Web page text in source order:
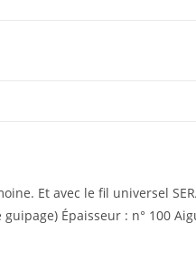
Et avec le fil universel
Épaisseur : n° 100